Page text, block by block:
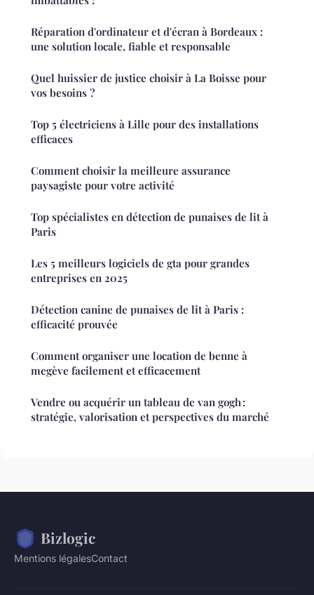
Réparation d'ordinateur et d'écran à Bordeaux :
une solution locale, fiable et responsable
Quel huissier de justice choisir à La Boisse pour
vos besoins ?
Top 5 électriciens à Lille pour des installations
efficaces
Comment choisir la meilleure assurance
paysagiste pour votre activité
Top spécialistes en détection de punaises de lit à
Paris
Les 5 meilleurs logiciels de gta pour grandes
entreprises en 2025
Détection canine de punaises de lit à Paris :
efficacité prouvée
Comment organiser une location de benne à
megève facilement et efficacement
Vendre ou acquérir un tableau de van gogh :
stratégie, valorisation et perspectives du marché
Bizlogic
Mentions légalesContact